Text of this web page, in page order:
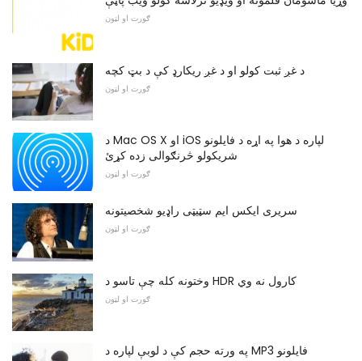
ګورت او لټون
د غږ ثبت کولو او د غږ ریکارډ کې د بټ کچه
ګورت او لټون
د Mac OS X او iOS لپاره د هوا په اړه د فایلونو
شریکولو څرنګوالی زده کړئ
ګورت او لټون
سریری ایکس ایم سټیټی راډیو شخصیتونه
ګورت او لټون
وختونه کله چې تاسو د HDR کارول نه وي
ګورت او لټون
په ورته حجم کې د لوبې لپاره د MP3 فایلونو